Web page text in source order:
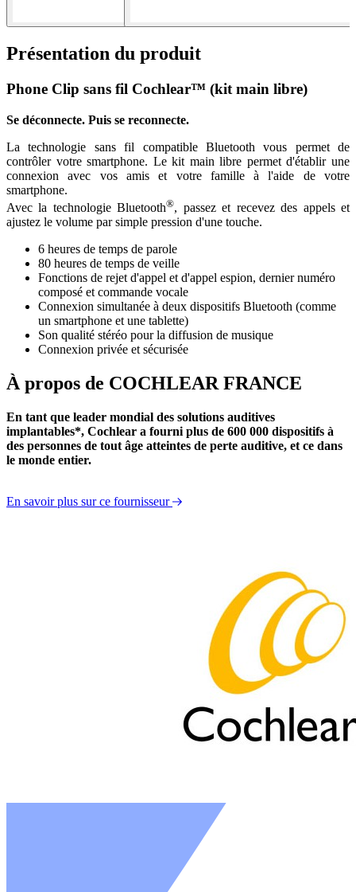
Présentation du produit
Phone Clip sans fil Cochlear™ (kit main libre)
Se déconnecte. Puis se reconnecte.
La technologie sans fil compatible Bluetooth vous permet de
contrôler votre smartphone. Le kit main libre permet d'établir une
connexion avec vos amis et votre famille à l'aide de votre
smartphone.
Avec la technologie Bluetooth®, passez et recevez des appels et
ajustez le volume par simple pression d'une touche.
6 heures de temps de parole
80 heures de temps de veille
Fonctions de rejet d'appel et d'appel espion, dernier numéro
composé et commande vocale
Connexion simultanée à deux dispositifs Bluetooth (comme
un smartphone et une tablette)
Son qualité stéréo pour la diffusion de musique
Connexion privée et sécurisée
À propos de COCHLEAR FRANCE
En tant que leader mondial des solutions auditives
implantables*, Cochlear a fourni plus de 600 000 dispositifs à
des personnes de tout âge atteintes de perte auditive, et ce dans
le monde entier.
En savoir plus sur ce fournisseur